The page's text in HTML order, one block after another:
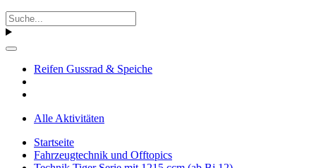
Reifen Gussrad & Speiche
Alle Aktivitäten
Startseite
Fahrzeugtechnik und Offtopics